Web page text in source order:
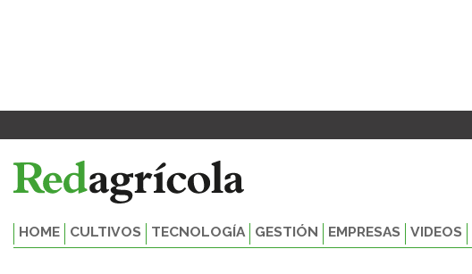
HOME CULTIVOS TECNOLOGÍA GESTIÓN EMPRESAS VIDEOS